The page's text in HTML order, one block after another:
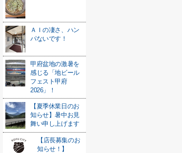
ＡＩの凄さ、ハン
パないです！
甲府盆地の激暑を
感じる「地ビール
フェスト甲府
2026」！
【夏季休業日のお
知らせ】暑中お見
舞い申し上げます
【店長募集のお
知らせ！】